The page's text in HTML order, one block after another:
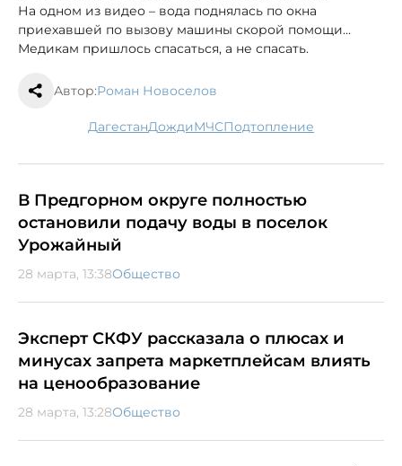
На одном из видео – вода поднялась по окна
приехавшей по вызову машины скорой помощи…
Медикам пришлось спасаться, а не спасать.
Автор:Роман Новоселов
Дагестан дожди МЧС подтопление
В Предгорном округе полностью
остановили подачу воды в поселок
Урожайный
28 марта, 13:38Общество
Эксперт СКФУ рассказала о плюсах и
минусах запрета маркетплейсам влиять
на ценообразование
28 марта, 13:28Общество